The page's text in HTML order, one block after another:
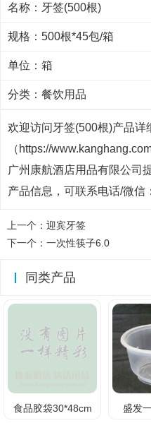
名称：牙签(500根)
规格：500根*45包/箱
单位：箱
分类： 餐饮用品
欢迎访问牙签(500根)产品详
（https://
广州康航酒店用品有限公司
产品信息，可联系电话/微信：
上一个： 迎宾牙签
下一个： 一次性筷子6.0
同类产品
食品胶袋30*48cm
盛发